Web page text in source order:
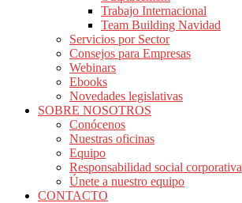
Trabajo Internacional
Team Building Navidad
Servicios por Sector
Consejos para Empresas
Webinars
Ebooks
Novedades legislativas
SOBRE NOSOTROS
Conócenos
Nuestras oficinas
Equipo
Responsabilidad social corporativa
Únete a nuestro equipo
CONTACTO